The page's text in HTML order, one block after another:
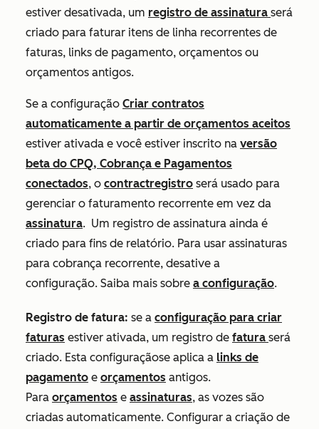
estiver desativada, um registro de assinatura será
criado para faturar itens de linha recorrentes de
faturas, links de pagamento, orçamentos ou
orçamentos antigos.
Se a configuração Criar contratos
automaticamente a partir de orçamentos aceitos
estiver ativada e você estiver inscrito na versão
beta do CPQ, Cobrança e Pagamentos
conectados, o contractregistro será usado para
gerenciar o faturamento recorrente em vez da
assinatura. Um registro de assinatura ainda é
criado para fins de relatório. Para usar assinaturas
para cobrança recorrente, desative a
configuração. Saiba mais sobre a configuração.
Registro de fatura: se a configuração para criar
faturas estiver ativada, um registro de fatura será
criado. Esta configuraçãose aplica a links de
pagamento e orçamentos antigos.
Para orçamentos e assinaturas, as vozes são
criadas automaticamente. Configurar a criação de